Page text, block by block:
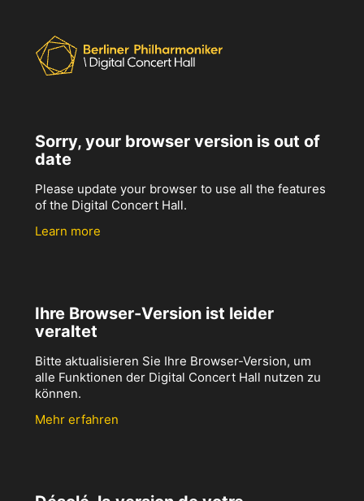
Sorry, your browser version is out of
date
Please update your browser to use all the features
of the Digital Concert Hall.
Learn more
Ihre Browser-Version ist leider
veraltet
Bitte aktualisieren Sie Ihre Browser-Version, um
alle Funktionen der Digital Concert Hall nutzen zu
können.
Mehr erfahren